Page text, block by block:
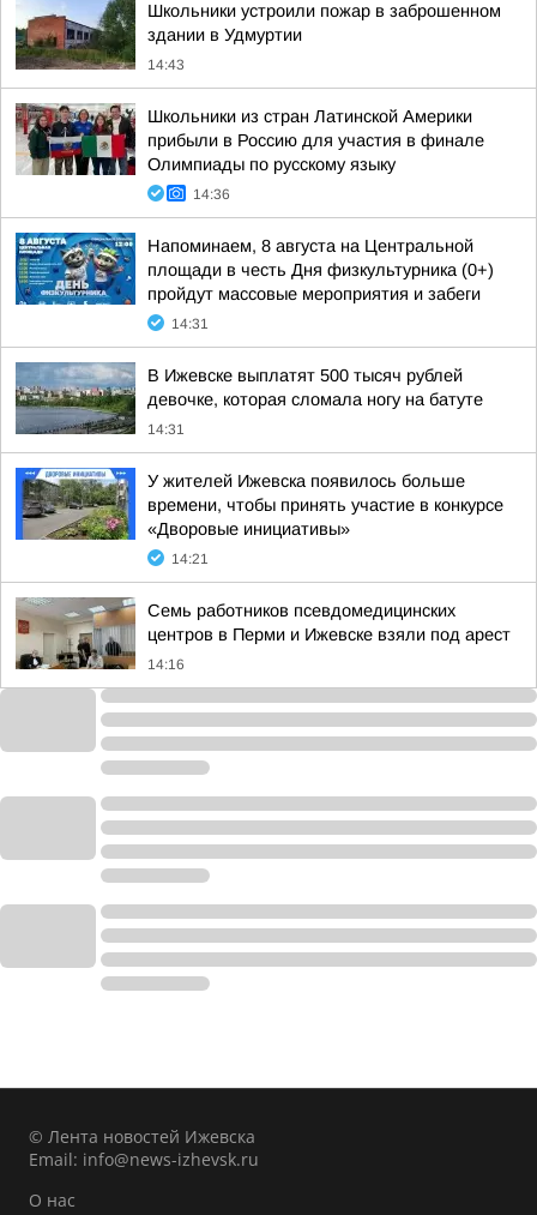
Школьники устроили пожар в заброшенном
здании в Удмуртии
14:43
Школьники из стран Латинской Америки
прибыли в Россию для участия в финале
Олимпиады по русскому языку
14:36
Напоминаем, 8 августа на Центральной
площади в честь Дня физкультурника (0+)
пройдут массовые мероприятия и забеги
14:31
В Ижевске выплатят 500 тысяч рублей
девочке, которая сломала ногу на батуте
14:31
У жителей Ижевска появилось больше
времени, чтобы принять участие в конкурсе
«Дворовые инициативы»
14:21
Семь работников псевдомедицинских
центров в Перми и Ижевске взяли под арест
14:16
© Лента новостей Ижевска
Email: info@news-izhevsk.ru
О нас